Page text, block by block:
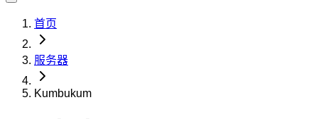
首页
服务器
Kumbukum